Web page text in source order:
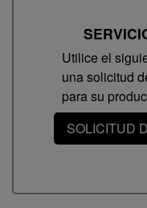
Utilice el
una solicitud
para su
SOLICITUD